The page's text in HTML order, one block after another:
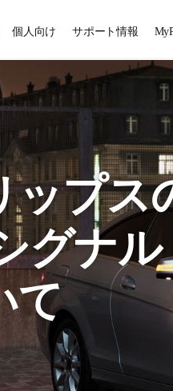
個人向け サポート情報
ップス
グナル
て